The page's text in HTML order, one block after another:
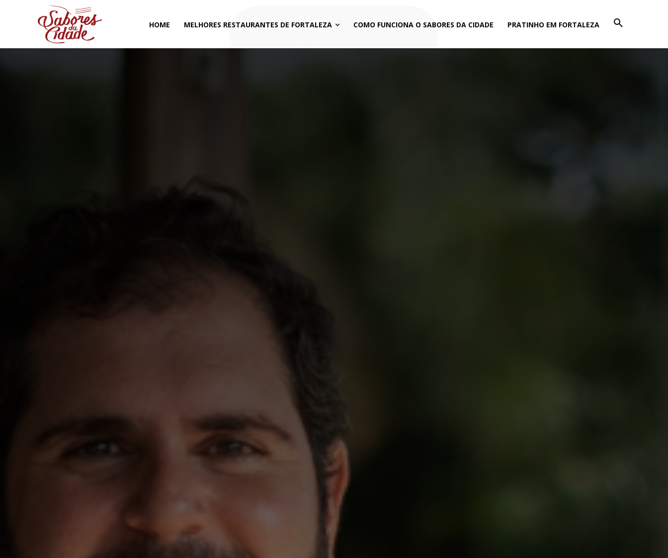
HOME MELHORES RESTAURANTES DE FORTALEZA COMO FUNCIONA O SABORES DA CIDADE PRATINHO EM FORTALEZA